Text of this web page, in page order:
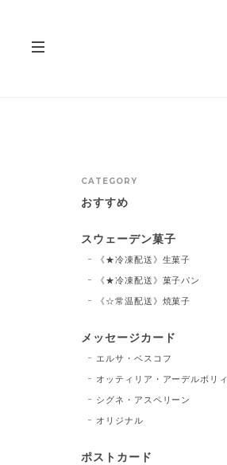
CATEGORY
おすすめ
スウェーデン菓子
《★冷凍配送》生菓子
《★冷凍配送》菓子パン
《☆常温配送》焼菓子
メッセージカード
エルサ・ベスコフ
オッティリア・アーデルボリィ
シグネ・アスペリーン
オリジナル
ポストカード